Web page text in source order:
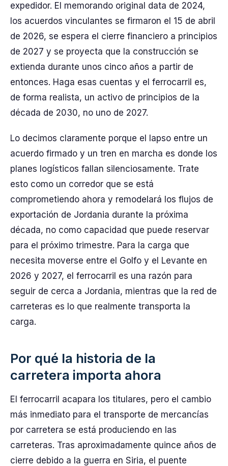
expedidor. El memorando original data de 2024,
los acuerdos vinculantes se firmaron el 15 de abril
de 2026, se espera el cierre financiero a principios
de 2027 y se proyecta que la construcción se
extienda durante unos cinco años a partir de
entonces. Haga esas cuentas y el ferrocarril es,
de forma realista, un activo de principios de la
década de 2030, no uno de 2027.
Lo decimos claramente porque el lapso entre un
acuerdo firmado y un tren en marcha es donde los
planes logísticos fallan silenciosamente. Trate
esto como un corredor que se está
comprometiendo ahora y remodelará los flujos de
exportación de Jordania durante la próxima
década, no como capacidad que puede reservar
para el próximo trimestre. Para la carga que
necesita moverse entre el Golfo y el Levante en
2026 y 2027, el ferrocarril es una razón para
seguir de cerca a Jordania, mientras que la red de
carreteras es lo que realmente transporta la
carga.
Por qué la historia de la
carretera importa ahora
El ferrocarril acapara los titulares, pero el cambio
más inmediato para el transporte de mercancías
por carretera se está produciendo en las
carreteras. Tras aproximadamente quince años de
cierre debido a la guerra en Siria, el puente